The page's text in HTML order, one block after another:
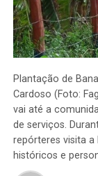
Plantação de
Cardoso (Foto:
vai até a
de serviços.
repórteres visita
históricos e